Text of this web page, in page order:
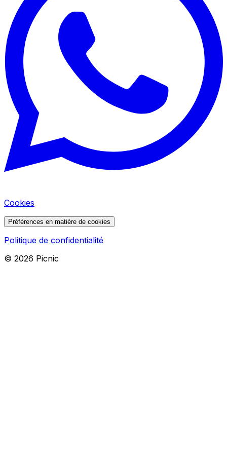
Cookies
Préférences en matière de cookies
Politique de confidentialité
© 2026 Picnic